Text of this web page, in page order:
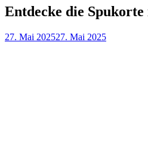
Entdecke die
Posted
27. Mai 202527. Mai 2025